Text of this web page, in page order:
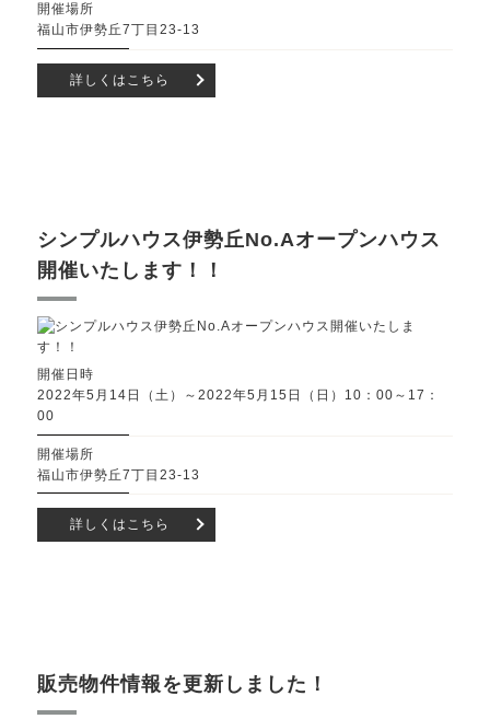
開催場所
福山市伊勢丘7丁目23-13
詳しくはこちら
シンプルハウス伊勢丘No.Aオープンハウス
開催いたします！！
開催日時
2022年5月14日（土）～2022年5月15日（日）10：00～17：
00
開催場所
福山市伊勢丘7丁目23-13
詳しくはこちら
販売物件情報を更新しました！